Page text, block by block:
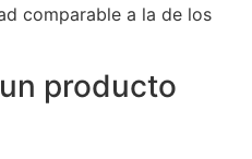
comparable a la de los
producto